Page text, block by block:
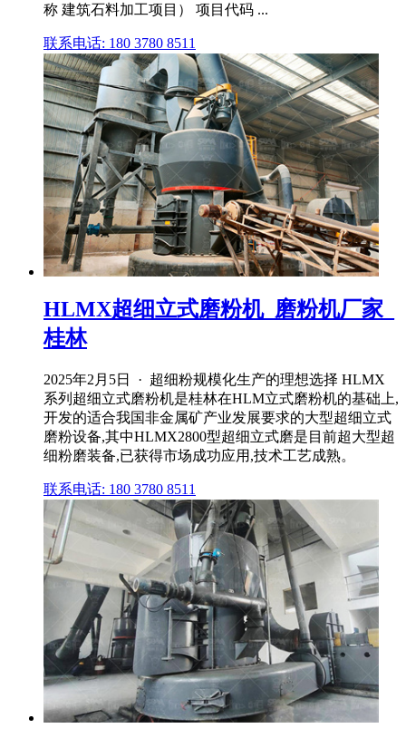
称 建筑石料加工项目） 项目代码 ...
联系电话: 180 3780 8511
HLMX超细立式磨粉机_磨粉机厂家_
桂林
2025年2月5日 · 超细粉规模化生产的理想选择 HLMX
系列超细立式磨粉机是桂林在HLM立式磨粉机的基础上,
开发的适合我国非金属矿产业发展要求的大型超细立式
磨粉设备,其中HLMX2800型超细立式磨是目前超大型超
细粉磨装备,已获得市场成功应用,技术工艺成熟。
联系电话: 180 3780 8511